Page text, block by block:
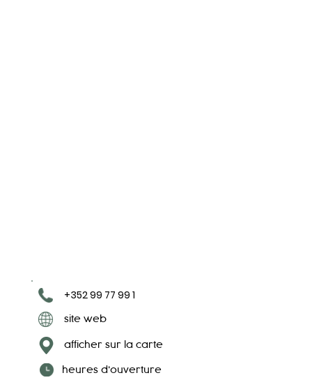
+352 99 77 99 1
site web
afficher sur la carte
heures d'ouverture